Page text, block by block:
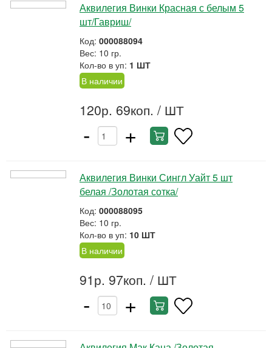
Аквилегия Винки Красная с белым 5
шт/Гавриш/
Код: 000088094
Вес: 10 гр.
Кол-во в уп: 1 ШТ
В наличии
120р. 69коп. / ШТ
- +
Аквилегия Винки Сингл Уайт 5 шт
белая /Золотая сотка/
Код: 000088095
Вес: 10 гр.
Кол-во в уп: 10 ШТ
В наличии
91р. 97коп. / ШТ
- +